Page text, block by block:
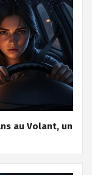
au Volant, un